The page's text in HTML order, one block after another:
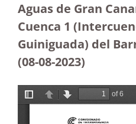
Aguas de Gran
Cuenca 1
Guiniguada) del
(08-08-2023)